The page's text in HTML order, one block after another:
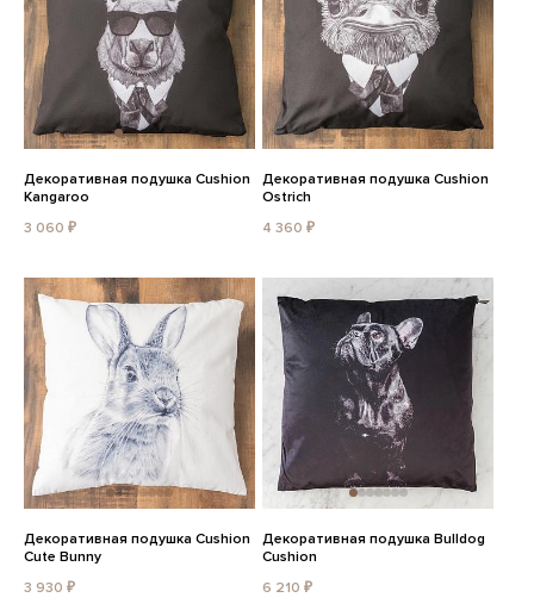
Декоративная подушка Cushion
Kangaroo
3 060 ₽
Декоративная подушка Cushion
Ostrich
4 360 ₽
Декоративная подушка Cushion
Cute Bunny
3 930 ₽
Декоративная подушка Bulldog
Cushion
6 210 ₽